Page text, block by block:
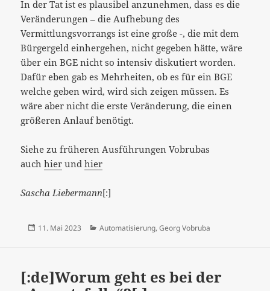
In der Tat ist es plausibel anzunehmen, dass es die
Veränderungen – die Aufhebung des
Vermittlungsvorrangs ist eine große -, die mit dem
Bürgergeld einhergehen, nicht gegeben hätte, wäre
über ein BGE nicht so intensiv diskutiert worden.
Dafür eben gab es Mehrheiten, ob es für ein BGE
welche geben wird, wird sich zeigen müssen. Es
wäre aber nicht die erste Veränderung, die einen
größeren Anlauf benötigt.
Siehe zu früheren Ausführungen Vobrubas
auchhier undhier
Sascha Liebermann[:]
Veröffentlicht
11. Mai 2023 Kategorien
Automatisierung, Georg Vobruba
[:de]Worum geht es bei der